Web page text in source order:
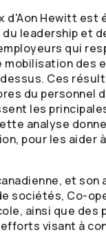
d'Aon Hewitt
leadership et
qui
Ces
du personnel
les
analyse
pour les aider
et
sociétés, Co-
ainsi que des
visant à